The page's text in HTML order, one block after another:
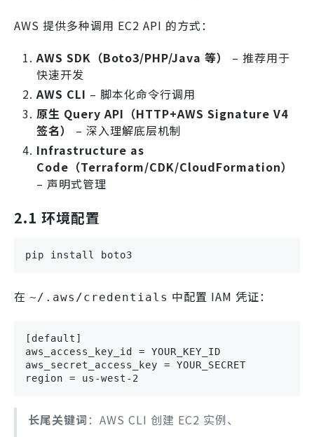
AWS 提供多种调用 EC2 API 的方式：
AWS SDK（Boto3/PHP/Java 等）
– 推荐用于
快速开发
AWS CLI – 脚本化命令行调用
原生 Query API（HTTP+AWS Signature V4
签名）
– 深入理解底层机制
Infrastructure as
Code（Terraform/CDK/CloudFormation）
– 声明式管理
2.1 环境配置
pip install boto3
在 ~/.aws/credentials 中配置 IAM 凭证：
[default]
aws_access_key_id = YOUR_KEY_ID
aws_secret_access_key = YOUR_SECRET
region = us-west-2
长尾关键词 ：AWS CLI 创建 EC2 实例、